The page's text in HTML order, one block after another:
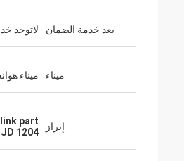
بعد خدمة الضمان لاتوجد
ميناء ميناء
إبراز part
1204